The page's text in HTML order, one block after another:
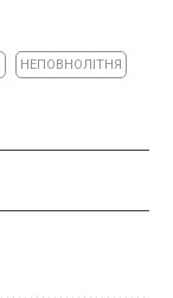
НЕПОВНОЛІТНЯ